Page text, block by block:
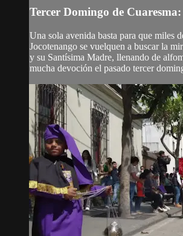
Tercer Domingo de
Una sola avenida basta para que miles
Jocotenango se vuelquen a buscar la
y su Santísima Madre, llenando de
mucha devoción el pasado tercer